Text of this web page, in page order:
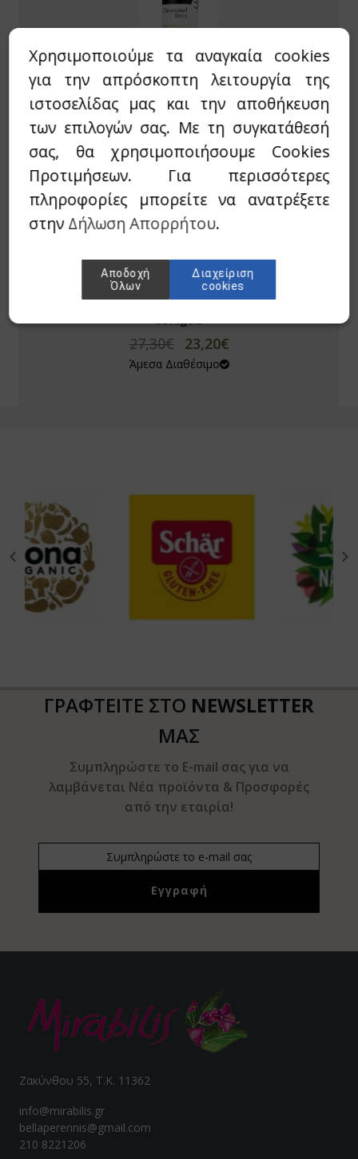
μπιζέλι
σπιρουλίνα
- Konjak
Triphala
Bromelain
Fenugreek
Βerberine
Botanic Art
Συμπλήρωμα Διατροφής Thousand Olives
(5mg/30 κάψουλες)
39,00€ 29,25€
Άμεσα Διαθέσιμο
Cholesten + Omega 3 30 veg caps & 30
softgels
27,30€ 23,20€
Άμεσα Διαθέσιμο
ΓΡΑΦΤΕΙΤΕ ΣΤΟ NEWSLETTER
ΜΑΣ
Συμπληρώστε το E-mail σας για να
λαμβάνεται Νέα προϊόντα & Προσφορές
από την εταιρία!
Ζακύνθου 55, Τ.Κ. 11362
info@mirabilis.gr
bellaperennis@gmail.com
210 8221206
Χρησιμοποιούμε τα αναγκαία cookies
για την απρόσκοπτη λειτουργία της
ιστοσελίδας μας και την αποθήκευση
των επιλογών σας. Με τη συγκατάθεσή
σας, θα χρησιμοποιήσουμε Cookies
Προτιμήσεων. Για περισσότερες
πληροφορίες μπορείτε να ανατρέξετε
στηνΔήλωση Απορρήτου.
Αποδοχή
Όλων
Διαχείριση
cookies